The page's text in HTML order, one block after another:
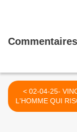
Commentaires
< 02-04-25- VINCENT,
L'HOMME QUI
VIE POUR DE